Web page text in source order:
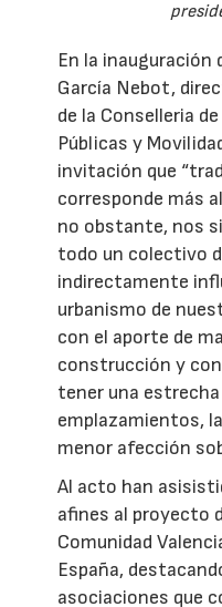
En la inauguración
García Nebot,
de la Conselleria
Públicas y
invitación que
corresponde más
no obstante, nos
todo un colectivo
indirectamente
urbanismo de
con el aporte de
construcción y
tener una
emplazamientos,
menor afección
Al acto han
afines al proyecto
Comunidad
España,
asociaciones que